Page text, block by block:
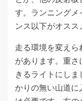
す。ランニングメ
ンス以下がオスス
走る環境を変え
があります。重
きるライトにし
かりの無い山道に